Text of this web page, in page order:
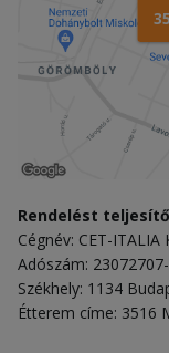
Rendelést
Cégnév: CET-ITALIA
Adószám:
Székhely: 1134
Étterem címe: 3516